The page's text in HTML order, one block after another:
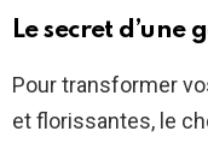
Le secret
Pour transformer
et florissantes, le